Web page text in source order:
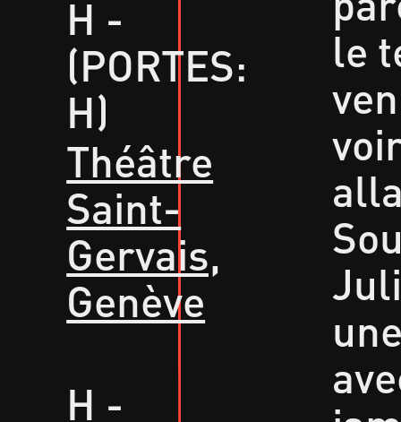
H -
(PORTES:
H)
Théâtre
Saint-
Gervais,
Genève
H -
le